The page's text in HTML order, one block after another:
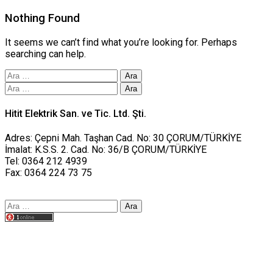
Nothing Found
It seems we can’t find what you’re looking for. Perhaps
searching can help.
Arama:
Arama:
Hitit Elektrik San. ve Tic. Ltd. Şti.
Adres: Çepni Mah. Taşhan Cad. No: 30 ÇORUM/TÜRKİYE
İmalat: K.S.S. 2. Cad. No: 36/B ÇORUM/TÜRKİYE
Tel: 0364 212 4939
Fax: 0364 224 73 75
Arama: